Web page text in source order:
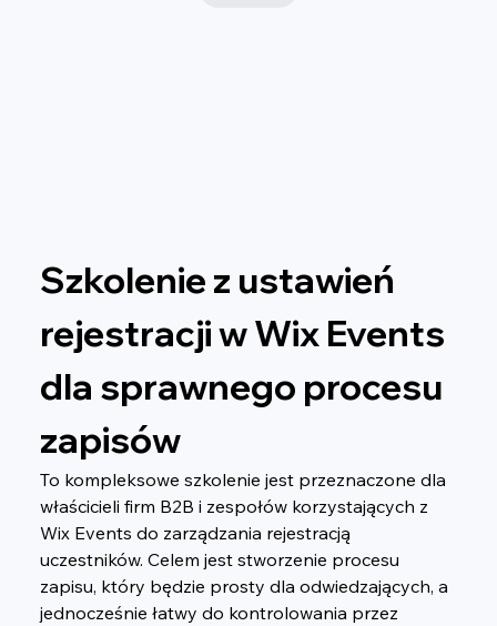
Szkolenie z ustawień
rejestracji w Wix Events
dla sprawnego procesu
zapisów
To kompleksowe szkolenie jest przeznaczone dla
właścicieli firm B2B i zespołów korzystających z
Wix Events do zarządzania rejestracją
uczestników. Celem jest stworzenie procesu
zapisu, który będzie prosty dla odwiedzających, a
jednocześnie łatwy do kontrolowania przez